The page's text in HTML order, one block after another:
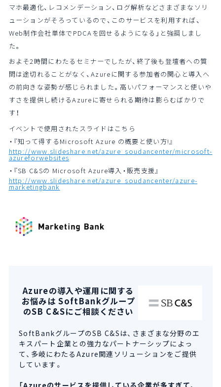
マホ最適化、レコメンデーション、ログ解析などさまざまなソリ
ューションがそろっているので、このサービスを利用すれば、
Web制作会社単体でPDCAを回せるようになる」と強調しまし
た。
およそ2時間にわたるセミナーでしたが、終了後も登壇者への質
問は途切れることがなく、Azureに関する参加者の関心と導入へ
の前向きな姿勢が感じられました。高いパフォーマンスと使いや
すさを提供し続けるAzureに寄せられる期待は膨らむばかりで
す！
イベントで使用されたスライドはこちら
・『知って得するMicrosoft Azure の概要と使い方!』
http://www.slideshare.net/azure_soudancenter/microsoft-
azureforwebsites
・『SB C&Sの Microsoft Azure導入・販売支援』
http://www.slideshare.net/azure_soudancenter/azure-
marketingbank
Azureの導入や運用に関する
お悩みは SoftBankグループ
のSB C&Sにご相談ください
SoftBankグループのSB C&Sは、さまざまな分野のエ
キスパート企業との強力なパートナーシップによっ
て、多岐にわたるAzure関連ソリューションをご提供
しています。